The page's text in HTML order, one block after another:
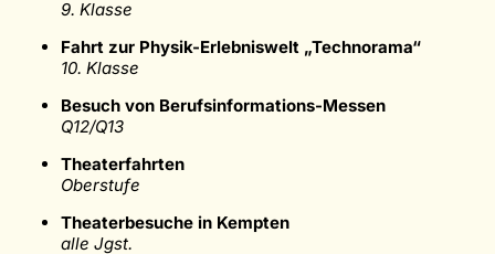
9. Klasse
Fahrt zur Physik-Erlebniswelt „Technorama“
10. Klasse
Besuch von Berufsinformations-Messen
Q12/Q13
Theaterfahrten
Oberstufe
Theaterbesuche in Kempten
alle Jgst.